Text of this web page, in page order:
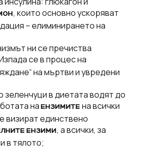
, които основно ускоряват
– елиминирането на
ни се пречиства
се в процес на
на мъртви и увредени
зеленчуци в диетата водят до
на ЕНЗИМИТЕ на всички
визират единствено
ЕНЗИМИ , а всички, за
в тялото;